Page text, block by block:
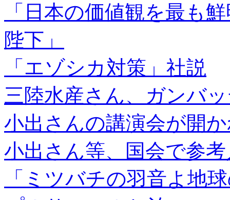
「日本の価値観を最も
陛下」
「エゾシカ対策」社説
三陸水産さん、ガンバ
小出さんの講演会が開
小出さん等、国会で参
「ミツバチの羽音よ地